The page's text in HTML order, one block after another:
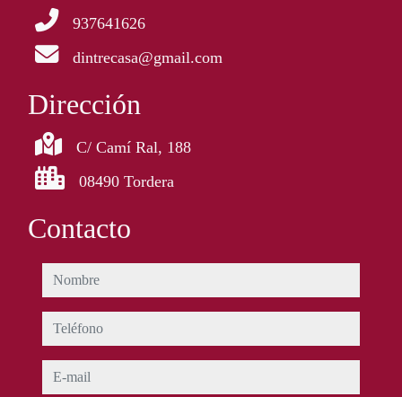
937641626
dintrecasa@gmail.com
Dirección
C/ Camí Ral, 188
08490 Tordera
Contacto
nombre
teléfono
e-mail